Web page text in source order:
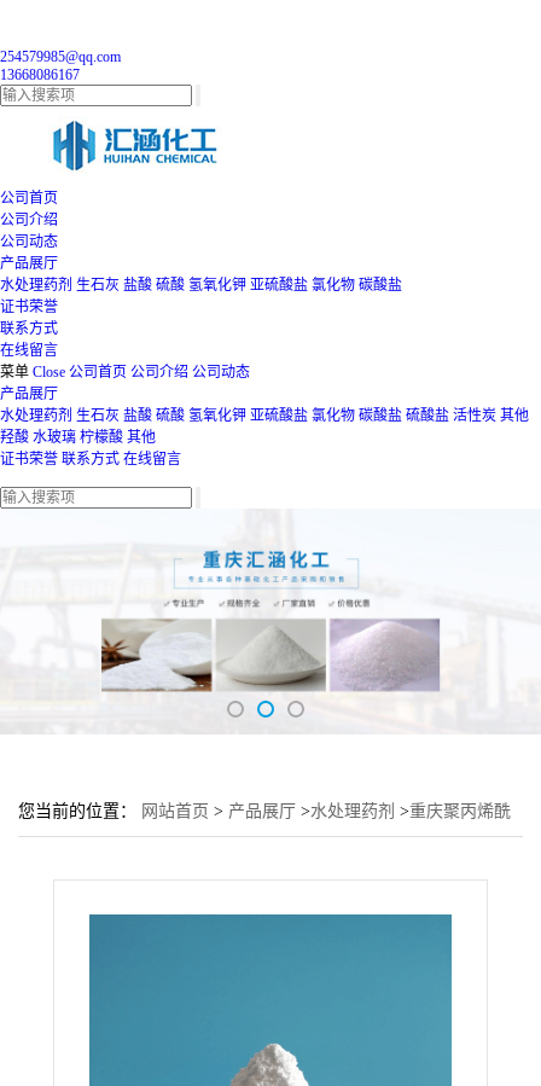
254579985@qq.com
13668086167
公司首页
公司介绍
公司动态
产品展厅
水处理药剂 生石灰 盐酸 硫酸 氢氧化钾 亚硫酸盐 氯化物 碳酸盐
证书荣誉
联系方式
在线留言
菜单 Close 公司首页 公司介绍 公司动态
产品展厅
水处理药剂 生石灰 盐酸 硫酸 氢氧化钾 亚硫酸盐 氯化物 碳酸盐 硫酸盐 活性炭 其他
羟酸 水玻璃 柠檬酸 其他
证书荣誉 联系方式 在线留言
您当前的位置： 网站首页 > 产品展厅 >水处理药剂 >重庆聚丙烯酰